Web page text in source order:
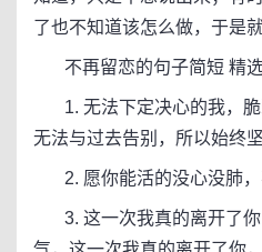
了也不知道该怎么做，于是
不再留恋的句子简短 精
1. 无法下定决心的我，脆
无法与过去告别，所以始终
2. 愿你能活的没心没肺，
3. 这一次我真的离开了你